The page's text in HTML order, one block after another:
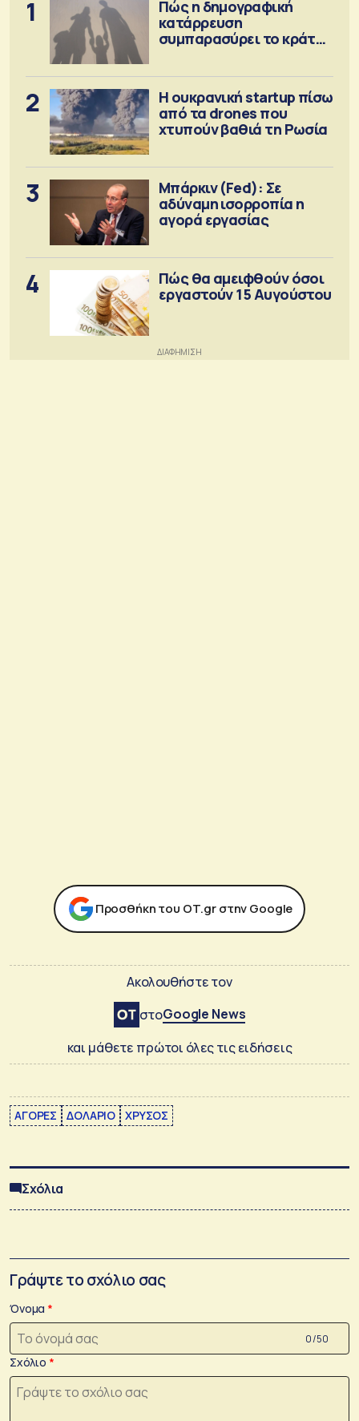
1
Πώς η δημογραφική
κατάρρευση
συμπαρασύρει το κράτος
2
Η ουκρανική startup πίσω
από τα drones που
χτυπούν βαθιά τη Ρωσία
3
Μπάρκιν (Fed): Σε
αδύναμη ισορροπία η
αγορά εργασίας
4
Πώς θα αμειφθούν όσοι
εργαστούν 15 Αυγούστου
Προσθήκη του ΟΤ.gr στην Google
Ακολουθήστε τον
στοGoogle News
και μάθετε πρώτοι όλες τις ειδήσεις
ΑΓΟΡΕΣ ΔΟΛΑΡΙΟ ΧΡΥΣΟΣ
Σχόλια
Γράψτε το σχόλιο σας
Όνομα
0 /50
Σχόλιο